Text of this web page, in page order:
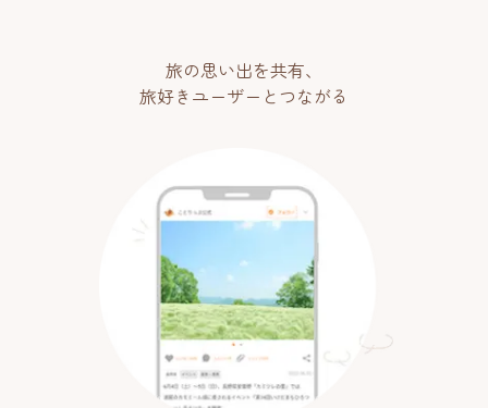
旅の思い出を共有、
旅好きユーザーとつながる